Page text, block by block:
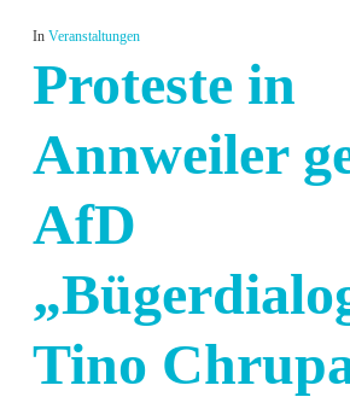
In Veranstaltungen
Proteste in
Annweiler
AfD
Tino